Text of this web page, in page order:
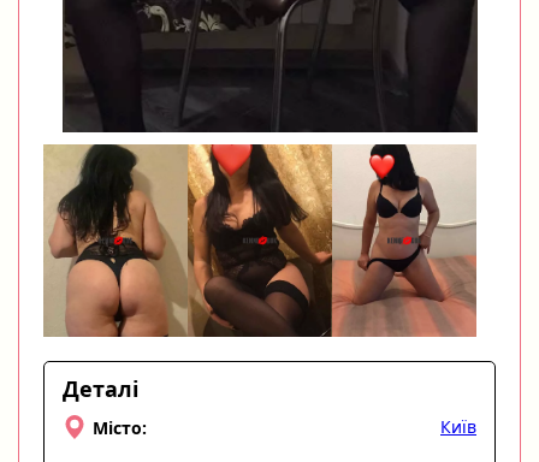
Деталі
Місто: Київ